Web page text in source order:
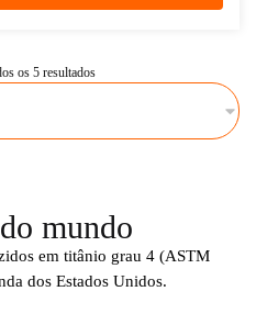
os 5 resultados
mundo
em titânio grau 4 (ASTM
dos Estados Unidos.